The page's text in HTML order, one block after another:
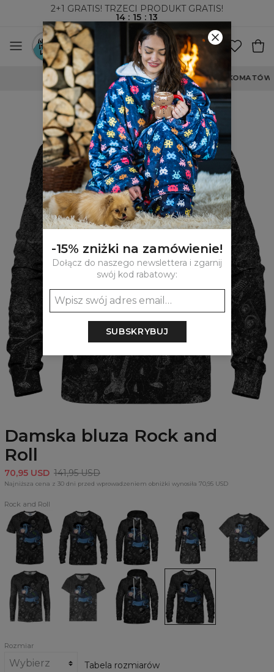
2+1 GRATIS! TRZECI PRODUKT GRATIS!
14: 15 : 13
WYSYŁKA ZA POBRANIEM I DO PACZKOMATÓW
Damska bluza Rock and
Roll
70,95 USD 141,95 USD
Najniższa cena z 30 dni przed wprowadzeniem obniżki wynosiła 70,95 USD
Rock and Roll
shirt
Rock
Bluza
Rock
and
Roll
Bluza
kapturem
Rock
and
Roll
Sukienka
oversize
kapturem
Rock
and
Roll
shirt
Oversize
Rock
and
Roll
Koszulka
długim
rękawem
Rock
and
Roll
Damski
t-
shirt
Rock
and
Roll
Damska
bluza
kapturem
Rock
and
Roll
Damska
bluza
Rock
and
Roll
Rozmiar
Tabela rozmiarów
-15% zniżki na zamówienie!
Dołącz do naszego newslettera i zgarnij
swój kod rabatowy:
SUBSKRYBUJ